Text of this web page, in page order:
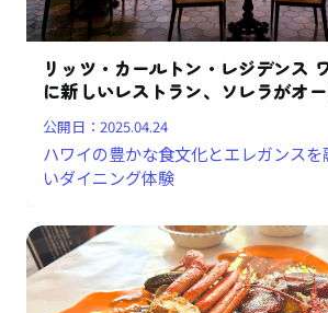
リッツ・カールトン・レジデンス
に新しいレストラン、ソレラがオ
公開日：2025.04.24
ハワイの豊かな食文化とエレガンス
いダイニング体験